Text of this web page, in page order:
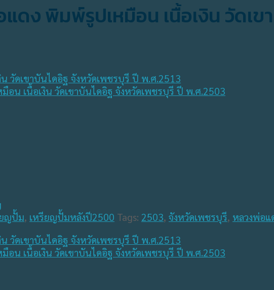
ดง พิมพ์รูปเหมือน เนื้อเงิน วัดเข
ญปั้ม, เหรียญปั้มหลังปี2500 Tags: 2503, จังหวัดเพชรบุรี, หลวงพ่อแ